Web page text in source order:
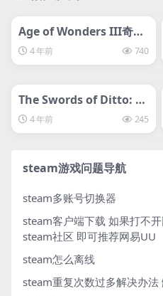
svip专属
Age of Wonders III奇迹
时代3
4 年前 740
The Swords of Ditto: M
ormo’s Curse迪托之剑
4 年前 245
steam游戏问题导航
steam多账号切换器
steam客户端下载 如果打不
steam社区 即可推荐网易UU
steam怎么离线
steam重复次数过多解决办法